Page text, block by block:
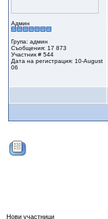
Админ
Група: админ
Съобщения: 17 873
Участник # 544
Дата на регистрация: 10-August
06
Нови участници